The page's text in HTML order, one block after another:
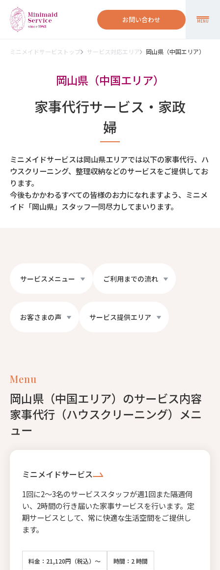
お問い合わせ MENU
ミニメイドサービストップ サービス対応エリア 岡山県（中国エリア）
岡山県（中国エリア）
家事代行サービス・家政
婦
ミニメイドサービスは岡山県エリアでは以下の家事代行、ハ
ウスクリーニング、整理収納などのサービスをご提供してお
ります。
今後もかかわるすべての皆様のお力になれますよう、ミニメ
イド「岡山県」スタッフ一同尽力してまいります。
サービスメニュー ご利用までの流れ
お客さまの声 サービス提供エリア
Menu
岡山県（中国エリア）のサービス内容
家事代行（ハウスクリーニング）メニ
ュー
ミニメイドサービス
1回に2〜3名のサービススタッフが週1回また隔週伺
い、2時間の行き届いた家事サービスを行います。定
期サービスとして、常に快適な生活空間をご提供し
ます。
料金：21,120円（税込）～ 時間：2 時間